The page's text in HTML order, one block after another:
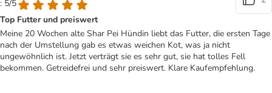
: 5/5
Top Futter und preiswert
Meine 20 Wochen alte Shar Pei Hündin liebt das Futter, die ersten Tage
nach der Umstellung gab es etwas weichen Kot, was ja nicht
ungewöhnlich ist. Jetzt verträgt sie es sehr gut, sie hat tolles Fell
bekommen. Getreidefrei und sehr preiswert. Klare Kaufempfehlung.